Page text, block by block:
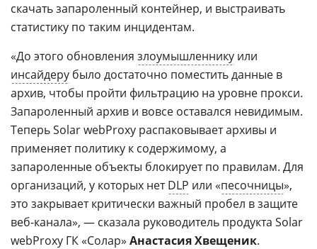
скачать запароленный контейнер, и выстраивать
статистику по таким инцидентам.
«До этого обновления злоумышленнику или
инсайдеру было достаточно поместить данные в
архив, чтобы пройти фильтрацию на уровне прокси.
Запароленный архив и вовсе оставался невидимым.
Теперь Solar webProxy распаковывает архивы и
применяет политику к содержимому, а
запароленные объекты блокирует по правилам. Для
организаций, у которых нетDLP или «песочницы»,
это закрывает критически важный пробел в защите
веб-канала», — сказала руководитель продукта Solar
webProxy ГК «Солар» Анастасия Хвещеник.